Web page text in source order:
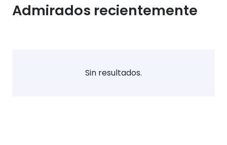
Admirados recientemente
Sin resultados.